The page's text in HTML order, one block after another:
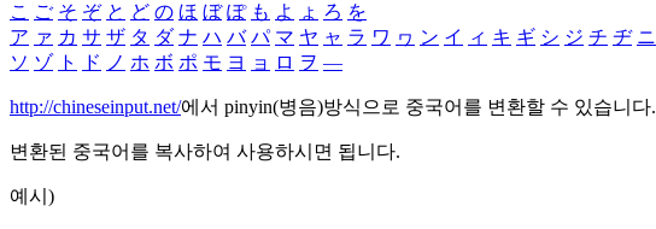
こ ご そ ぞ と ど の ほ ぼ ぽ も よ ょ ろ を
ア ァ カ サ ザ タ ダ ナ ハ バ パ マ ヤ ャ ラ ワ ヮ ン イ ィ キ ギ シ ジ チ ヂ ニ
ソ ゾ ト ド ノ ホ ボ ポ モ ヨ ョ ロ ヲ ―
http://chineseinput.net/에서 pinyin(병음)방식으로 중국어를 변환할 수 있습니다.
변환된 중국어를 복사하여 사용하시면 됩니다.
예시)